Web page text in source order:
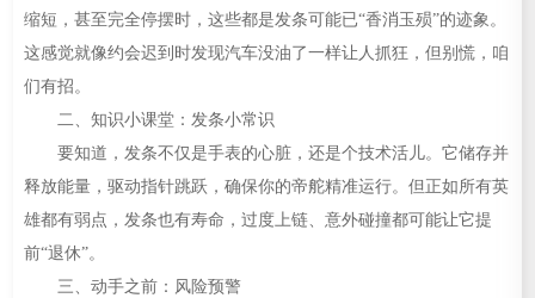
缩短，甚至完全停摆时，这些都是发条可能已“香消玉殒”的迹象。
这感觉就像约会迟到时发现汽车没油了一样让人抓狂，但别慌，咱
们有招。
二、知识小课堂：发条小常识
要知道，发条不仅是手表的心脏，还是个技术活儿。它储存并
释放能量，驱动指针跳跃，确保你的帝舵精准运行。但正如所有英
雄都有弱点，发条也有寿命，过度上链、意外碰撞都可能让它提
前“退休”。
三、动手之前：风险预警